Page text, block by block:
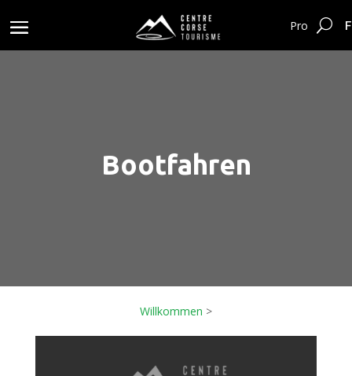
Pro
Bootfahren
Willkommen >